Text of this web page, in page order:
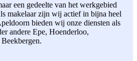
een gedeelte van het werkgebied
makelaar zijn wij actief in bijna heel
bieden wij onze diensten als
andere Epe, Hoenderloo,